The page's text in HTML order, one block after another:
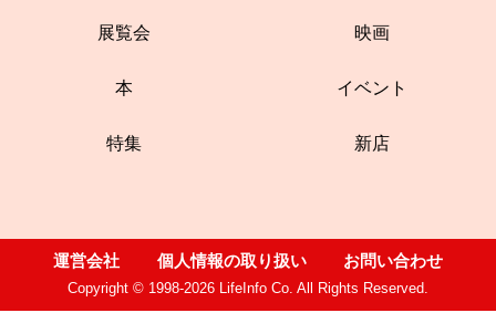
展覧会 映画
本 イベント
特集 新店
運営会社 個人情報の取り扱い お問い合わせ
Copyright © 1998-2026 LifeInfo Co. All Rights Reserved.